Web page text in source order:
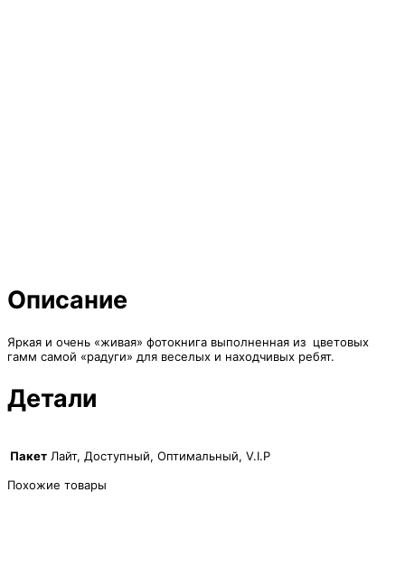
Описание
Яркая и очень «живая» фотокнига выполненная из цветовых
гамм самой «радуги» для веселых и находчивых ребят.
Детали
Пакет Лайт, Доступный, Оптимальный, V.I.P
Похожие товары